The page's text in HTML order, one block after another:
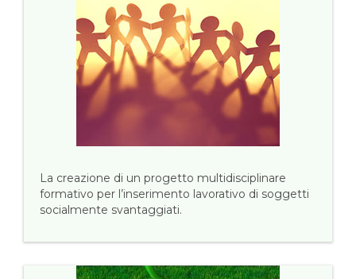
La creazione di un progetto multidisciplinare
formativo per l’inserimento lavorativo di soggetti
socialmente svantaggiati.